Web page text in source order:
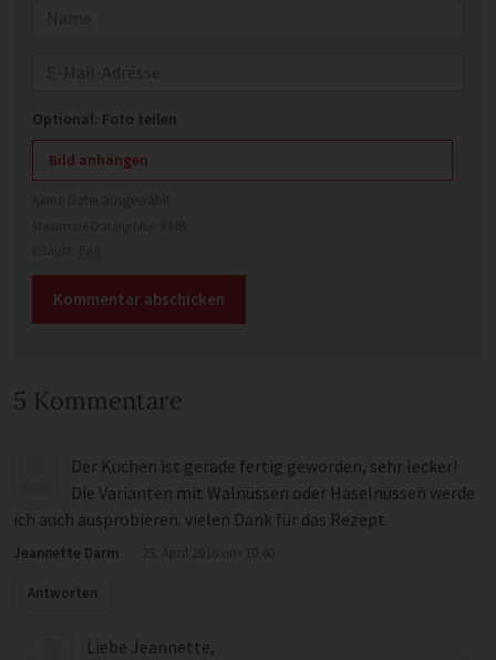
Optional: Foto teilen
Bild anhängen
5 Kommentare
Der Kuchen ist gerade fertig geworden, sehr lecker!
Die Varianten mit Walnüssen oder Haselnüssen werde
ich auch ausprobieren. vielen Dank für das Rezept
Jeannette Darm
Antworten
Liebe Jeannette,